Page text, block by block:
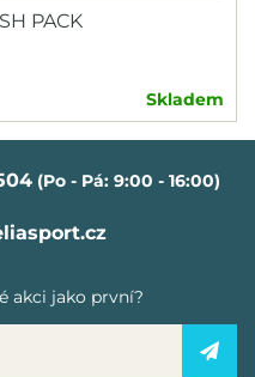
PACK
Skladem
(Po - Pá: 9:00 - 16:00)
akci jako první?